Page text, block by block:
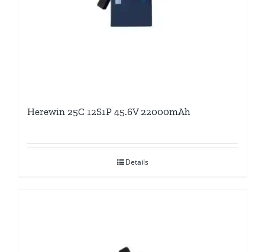
Herewin 25C 12S1P 45.6V 22000mAh
Details